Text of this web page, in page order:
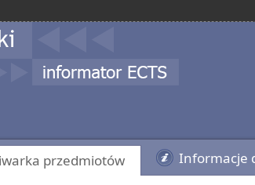
przedmiotów Informacje